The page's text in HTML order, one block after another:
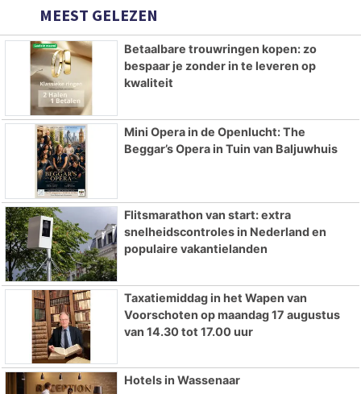
MEEST GELEZEN
Betaalbare trouwringen kopen: zo
bespaar je zonder in te leveren op
kwaliteit
Mini Opera in de Openlucht: The
Beggar’s Opera in Tuin van Baljuwhuis
Flitsmarathon van start: extra
snelheidscontroles in Nederland en
populaire vakantielanden
Taxatiemiddag in het Wapen van
Voorschoten op maandag 17 augustus
van 14.30 tot 17.00 uur
Hotels in Wassenaar